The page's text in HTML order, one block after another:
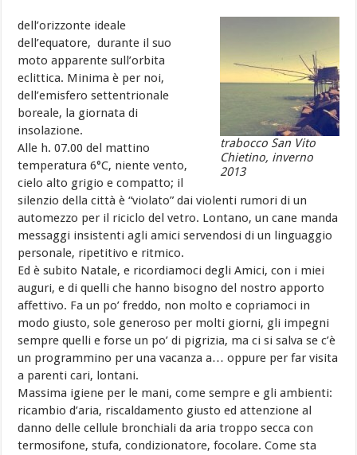
trabocco San Vito
Chietino, inverno
2013
dell’orizzonte ideale
dell’equatore, durante il suo
moto apparente sull’orbita
eclittica. Minima è per noi,
dell’emisfero settentrionale
boreale, la giornata di
insolazione.
Alle h. 07.00 del mattino
temperatura 6°C, niente vento,
cielo alto grigio e compatto; il
silenzio della città è “violato” dai violenti rumori di un
automezzo per il riciclo del vetro. Lontano, un cane manda
messaggi insistenti agli amici servendosi di un linguaggio
personale, ripetitivo e ritmico.
Ed è subito Natale, e ricordiamoci degli Amici, con i miei
auguri, e di quelli che hanno bisogno del nostro apporto
affettivo. Fa un po’ freddo, non molto e copriamoci in
modo giusto, sole generoso per molti giorni, gli impegni
sempre quelli e forse un po’ di pigrizia, ma ci si salva se c’è
un programmino per una vacanza a… oppure per far visita
a parenti cari, lontani.
Massima igiene per le mani, come sempre e gli ambienti:
ricambio d’aria, riscaldamento giusto ed attenzione al
danno delle cellule bronchiali da aria troppo secca con
termosifone, stufa, condizionatore, focolare. Come sta